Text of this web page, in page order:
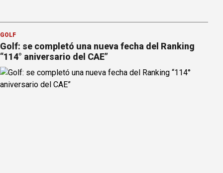
GOLF
Golf: se completó una nueva fecha del Ranking
“114° aniversario del CAE”